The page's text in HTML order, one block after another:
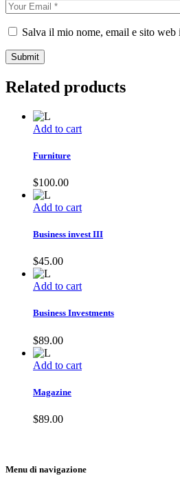
Salva il mio nome, email e sito
Submit
Related products
Add to cart
Furniture
$100.00
Add to cart
Business invest III
$45.00
Add to cart
Business Investments
$89.00
Add to cart
Magazine
$89.00
Menu di navigazione